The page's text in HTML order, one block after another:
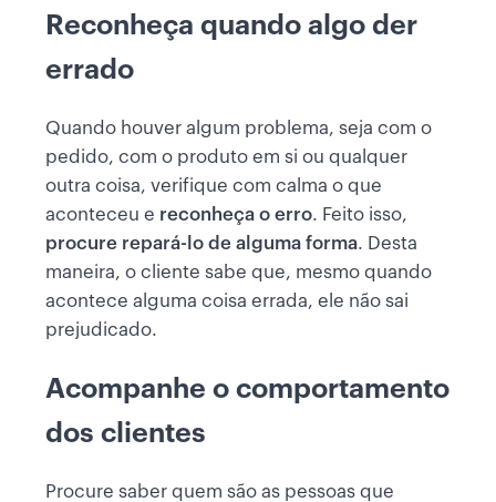
Reconheça quando algo der
errado
Quando houver algum problema, seja com o
pedido, com o produto em si ou qualquer
outra coisa, verifique com calma o que
aconteceu e reconheça o erro. Feito isso,
procure repará-lo de alguma forma. Desta
maneira, o cliente sabe que, mesmo quando
acontece alguma coisa errada, ele não sai
prejudicado.
Acompanhe o comportamento
dos clientes
Procure saber quem são as pessoas que